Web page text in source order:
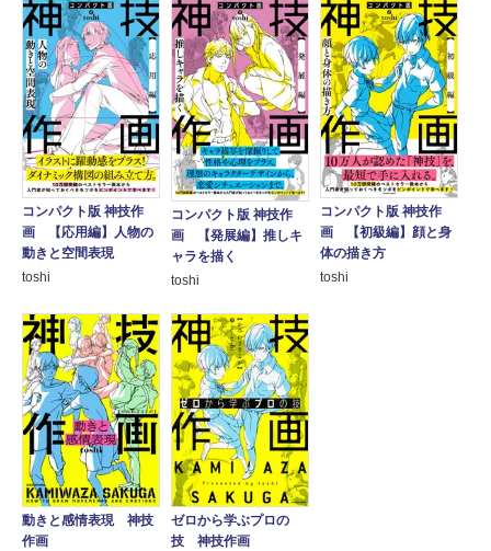
コンパクト版 神技作
画 【応用編】人物の
動きと空間表現
toshi
コンパクト版 神技作
画 【発展編】推しキ
ャラを描く
toshi
コンパクト版 神技作
画 【初級編】顔と身
体の描き方
toshi
動きと感情表現 神技
作画
ゼロから学ぶプロの
技 神技作画